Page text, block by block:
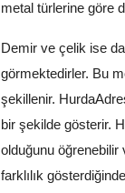
metal türlerine göre
Demir ve çelik ise
görmektedirler. Bu
şekillenir.
bir şekilde gösterir.
olduğunu öğrenebilir
farklılık